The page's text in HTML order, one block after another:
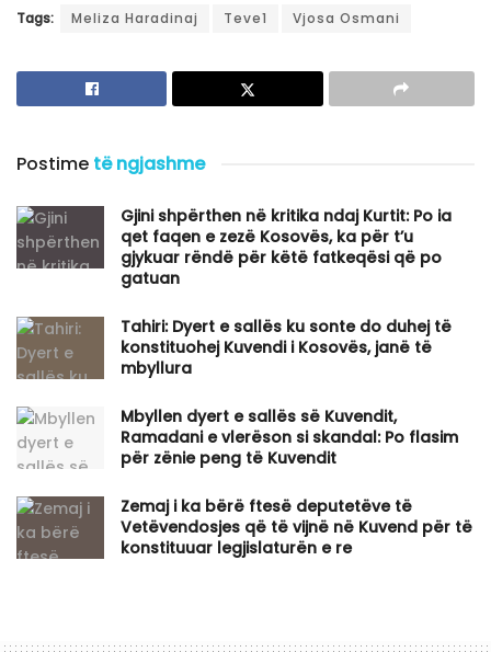
Tags: Meliza Haradinaj Teve1 Vjosa Osmani
Postime të ngjashme
Gjini shpërthen në kritika ndaj Kurtit: Po ia
qet faqen e zezë Kosovës, ka për t’u
gjykuar rëndë për këtë fatkeqësi që po
gatuan
Tahiri: Dyert e sallës ku sonte do duhej të
konstituohej Kuvendi i Kosovës, janë të
mbyllura
Mbyllen dyert e sallës së Kuvendit,
Ramadani e vlerëson si skandal: Po flasim
për zënie peng të Kuvendit
Zemaj i ka bërë ftesë deputetëve të
Vetëvendosjes që të vijnë në Kuvend për të
konstituuar legjislaturën e re